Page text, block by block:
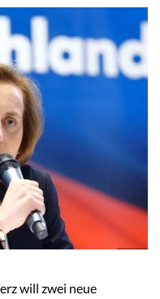
will zwei neue